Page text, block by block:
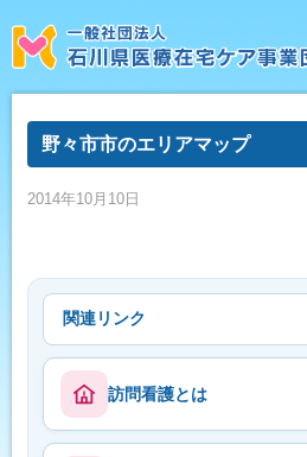
関連リンク
訪問看護とは
野々市市のエリアマップ
2014年10月10日